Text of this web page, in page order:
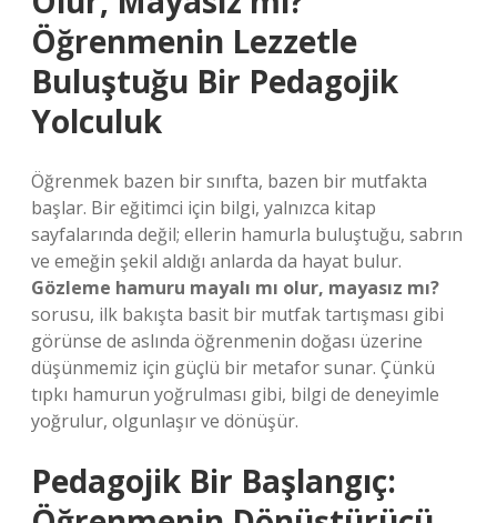
Öğrenmenin Lezzetle
Buluştuğu Bir Pedagojik
Yolculuk
Öğrenmek bazen bir sınıfta, bazen bir mutfakta
başlar. Bir eğitimci için bilgi, yalnızca kitap
sayfalarında değil; ellerin hamurla buluştuğu, sabrın
ve emeğin şekil aldığı anlarda da hayat bulur.
Gözleme hamuru mayalı mı olur, mayasız mı?
sorusu, ilk bakışta basit bir mutfak tartışması gibi
görünse de aslında öğrenmenin doğası üzerine
düşünmemiz için güçlü bir metafor sunar. Çünkü
tıpkı hamurun yoğrulması gibi, bilgi de deneyimle
yoğrulur, olgunlaşır ve dönüşür.
Pedagojik Bir Başlangıç: